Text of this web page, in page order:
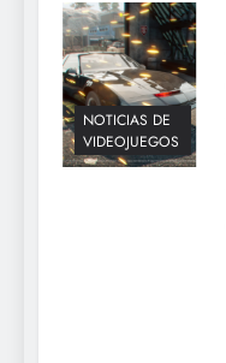
NOTICIAS DE
VIDEOJUEGOS